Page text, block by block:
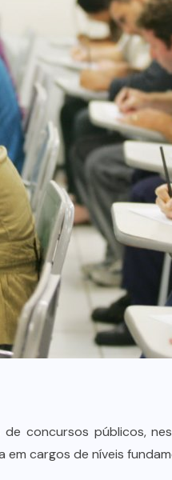
de concursos públicos,
cargos de níveis